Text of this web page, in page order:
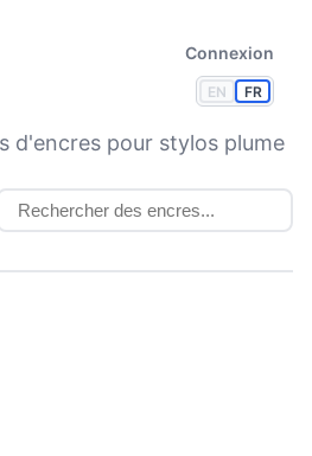
EN FR
Connexion
d'encres pour stylos plume